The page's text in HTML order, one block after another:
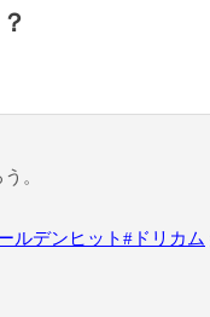
。
ルデンヒット#ドリカム